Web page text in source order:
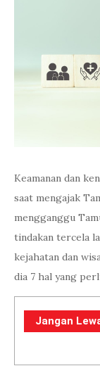
Keamanan dan
saat mengajak
mengganggu
tindakan tercela
kejahatan dan
dia 7 hal yang
Jangan